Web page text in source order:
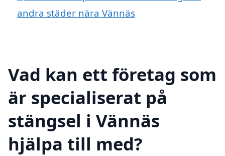
andra städer nära Vännäs
Vad kan ett företag som
är specialiserat på
stängsel i Vännäs
hjälpa till med?